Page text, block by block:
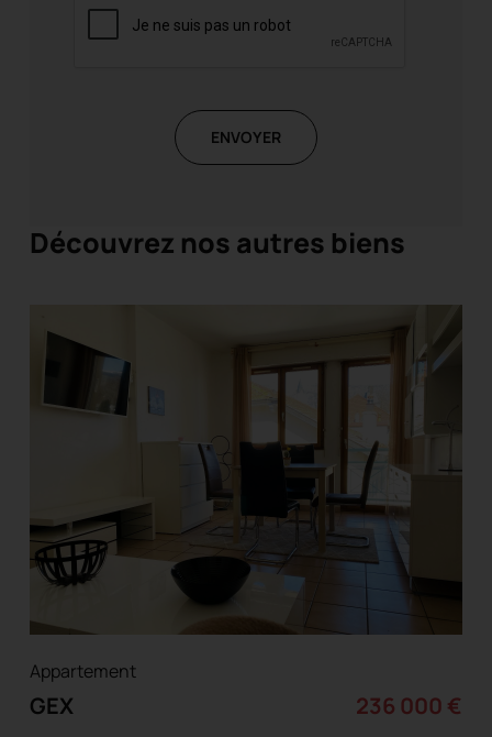
ENVOYER
Découvrez nos autres biens
Appartement
GEX 236 000 €